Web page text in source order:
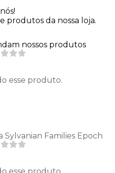
produtos da nossa loja.
nossos produtos
esse produto.
Sylvanian Families Epoch